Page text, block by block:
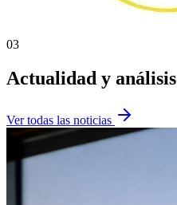
03
Actualidad y análisis
Ver todas las noticias